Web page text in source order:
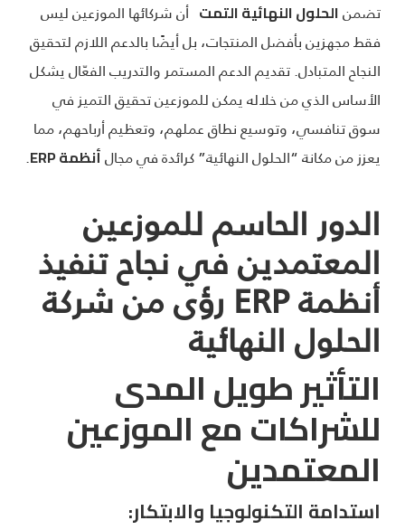
تضمنالحلول النهائية التمت أن شركائها الموزعين ليس
فقط مجهزين بأفضل المنتجات، بل أيضًا بالدعم اللازم لتحقيق
النجاح المتبادل. تقديم الدعم المستمر والتدريب الفعّال يشكل
الأساس الذي من خلاله يمكن للموزعين تحقيق التميز في
سوق تنافسي، وتوسيع نطاق عملهم، وتعظيم أرباحهم، مما
يعزز من مكانة “الحلول النهائية” كرائدة في مجالأنظمةERP
.
الدور الحاسم للموزعين
المعتمدين في نجاح تنفيذ
أنظمة ERP رؤى من شركة
الحلول النهائية
التأثير طويل المدى
للشراكات مع الموزعين
المعتمدين
استدامة التكنولوجيا والابتكار: